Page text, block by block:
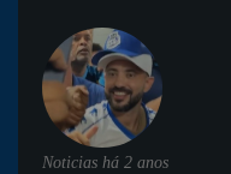
Noticias há 2 anos